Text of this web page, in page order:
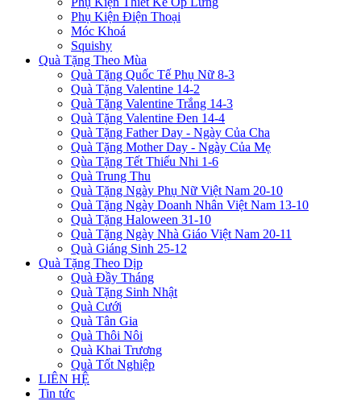
Phụ Kiện Điện Thoại
Móc Khoá
Squishy
Quà Tặng Theo Mùa
Quà Tặng Quốc Tế Phụ Nữ 8-3
Quà Tặng Valentine 14-2
Quà Tặng Valentine Trắng 14-3
Quà Tặng Valentine Đen 14-4
Quà Tặng Father Day - Ngày Của Cha
Quà Tặng Mother Day - Ngày Của Mẹ
Qùa Tặng Tết Thiếu Nhi 1-6
Quà Trung Thu
Quà Tặng Ngày Phụ Nữ Việt Nam 20-10
Quà Tặng Ngày Doanh Nhân Việt Nam 13-10
Quà Tặng Haloween 31-10
Quà Tặng Ngày Nhà Giáo Việt Nam 20-11
Quà Giáng Sinh 25-12
Quà Tặng Theo Dịp
Quà Đầy Tháng
Quà Tặng Sinh Nhật
Quà Cưới
Quà Tân Gia
Quà Thôi Nôi
Quà Khai Trương
Quà Tốt Nghiệp
LIÊN HỆ
Tin tức